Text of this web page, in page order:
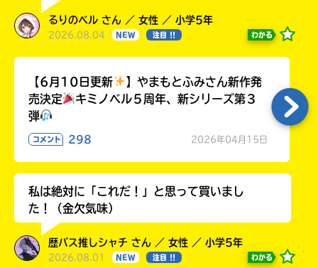
るりのベル さん ／ 女性 ／ 小学5年
2026.08.04 NEW 注目 !! わかる
【6月10日更新
】やまもとふみさん新作発
売決定
キミノベル５周年、新シリーズ第３
弾
コメント 298 2026年04月15日
私は絶対に「これだ！」と思って買いまし
た！（金欠気味）
歴バス推しシャチ さん ／ 女性 ／ 小学5年
2026.08.01 NEW 注目 !! わかる